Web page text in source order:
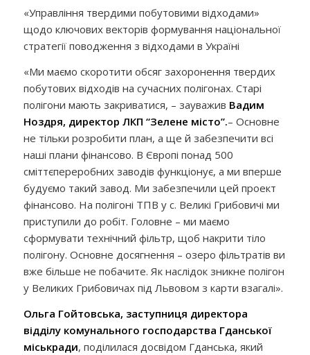
«Управління твердими побутовими відходами»
щодо ключових векторів формування національної
стратегії поводження з відходами в Україні
«Ми маємо скоротити обсяг захоронення твердих
побутових відходів на сучасних полігонах. Старі
полігони мають закриватися, – зауважив Вадим
Ноздря, директор ЛКП “Зелене місто”.– Основне
не тільки розробити план, а ще й забезпечити всі
наші плани фінансово. В Європі понад 500
сміттєпереробних заводів функціонує, а ми вперше
будуємо такий завод. Ми забезпечили цей проект
фінансово. На полігоні ТПВ у с. Великі Грибовичі ми
приступили до робіт. Головне – ми маємо
сформувати технічний фільтр, щоб накрити тіло
полігону. Основне досягнення – озеро фільтратів ви
вже більше не побачите. Як наслідок зникне полігон
у Великих Грибовичах під Львовом з карти взагалі».
Ольга Гойтовська, заступниця директора
відділу комунального господарства Гданської
міськради, поділилася досвідом Гданська, який